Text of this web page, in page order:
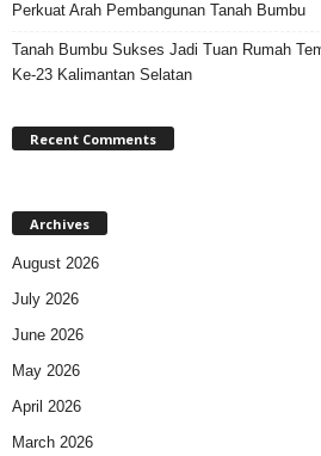
Perkuat Arah Pembangunan Tanah Bumbu
Tanah Bumbu Sukses Jadi Tuan Rumah
Ke-23 Kalimantan Selatan
Recent Comments
Archives
August 2026
July 2026
June 2026
May 2026
April 2026
March 2026